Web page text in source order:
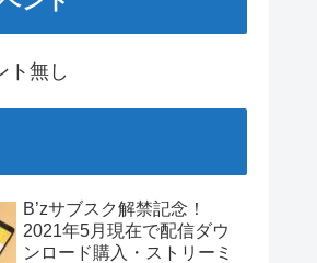
ト無し
B’zサブスク解禁記念！
2021年5月現在で配信ダウ
ンロード購入・ストリーミ